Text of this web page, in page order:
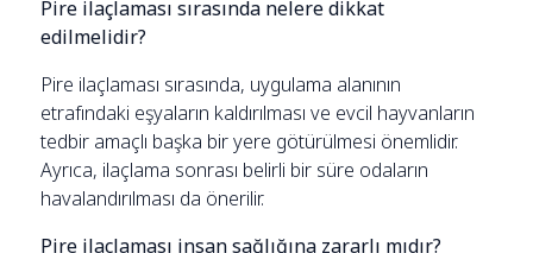
Pire ilaçlaması sırasında nelere dikkat
edilmelidir?
Pire ilaçlaması sırasında, uygulama alanının
etrafındaki eşyaların kaldırılması ve evcil hayvanların
tedbir amaçlı başka bir yere götürülmesi önemlidir.
Ayrıca, ilaçlama sonrası belirli bir süre odaların
havalandırılması da önerilir.
Pire ilaçlaması insan sağlığına zararlı mıdır?